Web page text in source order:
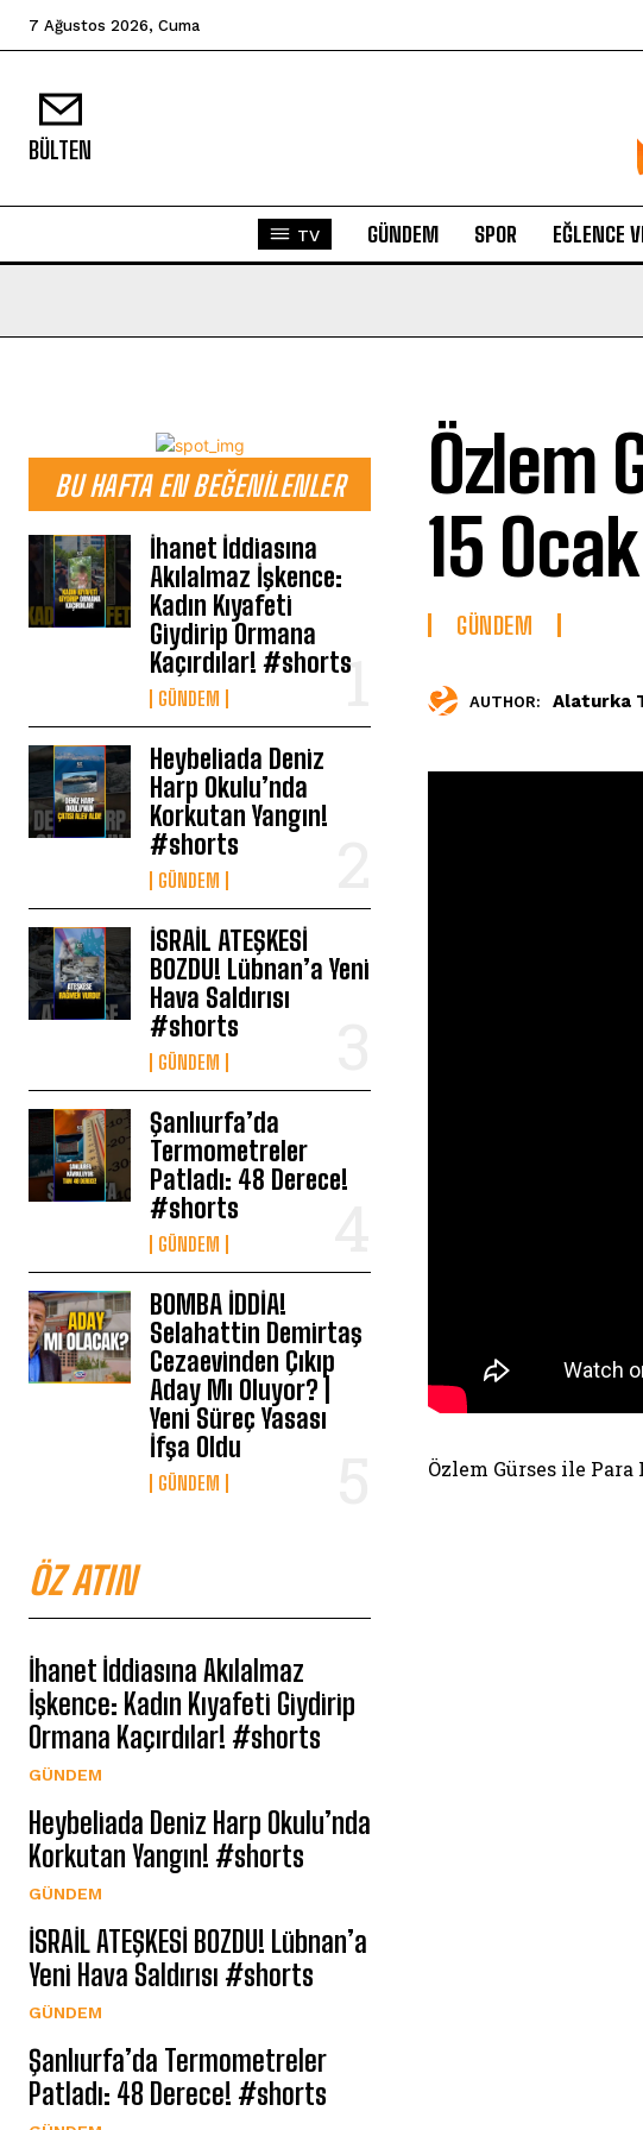
7 Ağustos 2026, Cuma
BÜLTEN
TV GÜNDEM SPOR EĞLENCE
BU HAFTA EN BEĞENILENLER
İhanet İddiasına
Akılalmaz İşkence:
Kadın Kıyafeti
Giydirip Ormana
Kaçırdılar! #shorts
GÜNDEM
Heybeliada Deniz
Harp Okulu’nda
Korkutan Yangın!
#shorts
GÜNDEM
İSRAİL ATEŞKESİ
BOZDU! Lübnan’a Yeni
Hava Saldırısı
#shorts
GÜNDEM
Şanlıurfa’da
Termometreler
Patladı: 48 Derece!
#shorts
GÜNDEM
BOMBA İDDİA!
Selahattin Demirtaş
Cezaevinden Çıkıp
Aday Mı Oluyor? |
Yeni Süreç Yasası
İfşa Oldu
GÜNDEM
ÖZ ATIN
İhanet İddiasına Akılalmaz
İşkence: Kadın Kıyafeti Giydirip
Ormana Kaçırdılar! #shorts
GÜNDEM
Heybeliada Deniz Harp Okulu’nda
Korkutan Yangın! #shorts
GÜNDEM
İSRAİL ATEŞKESİ BOZDU! Lübnan’a
Yeni Hava Saldırısı #shorts
GÜNDEM
Şanlıurfa’da Termometreler
Patladı: 48 Derece! #shorts
Özlem
15 Ocak
GÜNDEM
AUTHOR: Alaturka
Özlem Gürses ile